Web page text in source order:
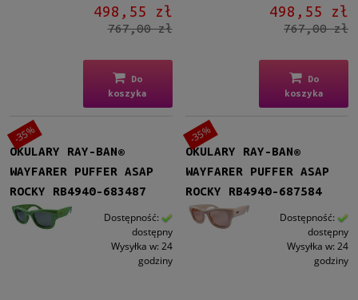
498,55 zł
767,00 zł
Do
koszyka
498,55 zł
767,00 zł
Do
koszyka
OKULARY RAY-BAN®
WAYFARER PUFFER ASAP
ROCKY RB4940-683487
Dostępność:
dostępny
Wysyłka w: 24
godziny
-35%
OKULARY RAY-BAN®
WAYFARER PUFFER ASAP
ROCKY RB4940-687584
Dostępność:
dostępny
Wysyłka w: 24
godziny
-35%